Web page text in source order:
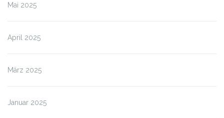
Mai 2025
April 2025
März 2025
Januar 2025